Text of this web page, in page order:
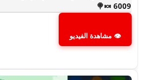
6009 🍬🍭
👁 مشاهدة الفيديو